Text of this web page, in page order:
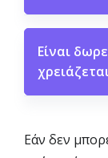
Είναι
Εάν δεν